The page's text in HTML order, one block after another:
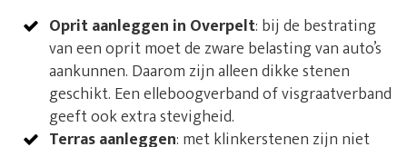
Oprit aanleggen in Overpelt: bij de bestrating
van een oprit moet de zware belasting van auto’s
aankunnen. Daarom zijn alleen dikke stenen
geschikt. Een elleboogverband of visgraatverband
geeft ook extra stevigheid.
Terras aanleggen: met klinkerstenen zijn niet